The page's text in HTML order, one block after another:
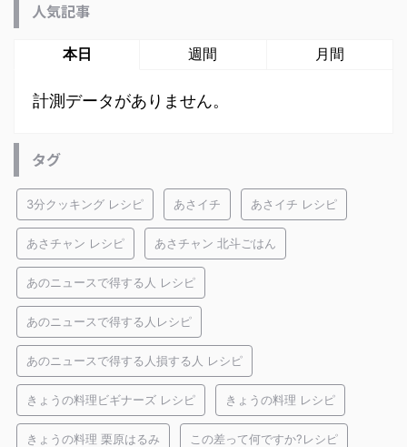
人気記事
本日 週間 月間
計測データがありません。
タグ
3分クッキング レシピ あさイチ あさイチ レシピ
あさチャン レシピ あさチャン 北斗ごはん
あのニュースで得する人 レシピ
あのニュースで得する人レシピ
あのニュースで得する人損する人 レシピ
きょうの料理ビギナーズ レシピ きょうの料理 レシピ
きょうの料理 栗原はるみ この差って何ですか?レシピ